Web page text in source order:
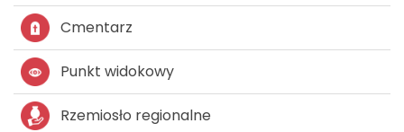
Cmentarz
Punkt widokowy
Rzemiosło regionalne